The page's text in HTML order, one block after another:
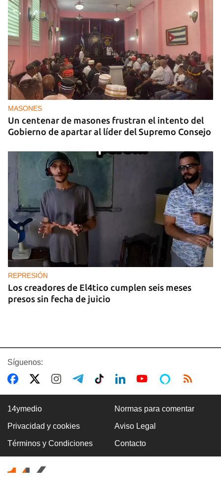
MASONES
Un centenar de masones frustran el intento del
Gobierno de apartar al líder del Supremo Consejo
REPRESIÓN
Los creadores de El4tico cumplen seis meses
presos sin fecha de juicio
BANCARIZACIÓN
La ausencia de un mercado de divisas operativo
explica la escasez de efectivo en moneda
Síguenos:
14ymedio Normas para comentar
Privacidad y cookies Aviso Legal
Términos y Condiciones Contacto